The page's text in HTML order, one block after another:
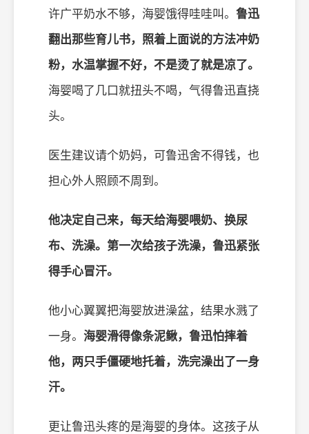
许广平奶水不够，海婴饿得哇哇叫。 鲁迅
翻出那些育儿书，照着上面说的方法冲奶
粉，水温掌握不好，不是烫了就是凉了。
海婴喝了几口就扭头不喝，气得鲁迅直挠
头。
医生建议请个奶妈，可鲁迅舍不得钱，也
担心外人照顾不周到。
他决定自己来，每天给海婴喂奶、换尿
布、洗澡。第一次给孩子洗澡，鲁迅紧张
得手心冒汗。
他小心翼翼把海婴放进澡盆，结果水溅了
一身。 海婴滑得像条泥鳅，鲁迅怕摔着
他，两只手僵硬地托着，洗完澡出了一身
汗。
更让鲁迅头疼的是海婴的身体。这孩子从